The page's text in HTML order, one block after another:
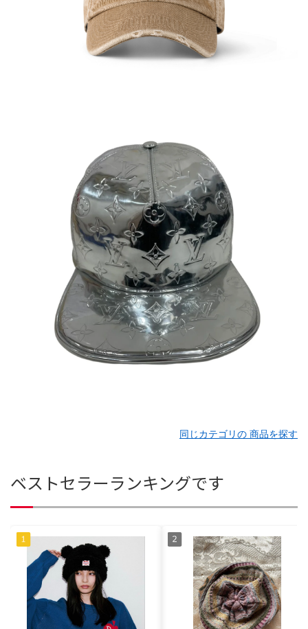
同じカテゴリの 商品を探す
ベストセラーランキングです